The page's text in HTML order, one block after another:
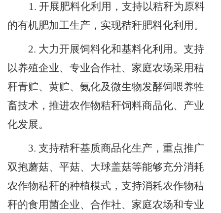
1. 开展肥料化利用，支持以秸秆为原料
的有机肥加工生产，实现秸秆肥料化利用。
2. 大力开展饲料化和基料化利用。支持
以养殖企业、专业合作社、家庭农场采用秸
秆青贮、黄贮、氨化及微生物发酵饲喂养牲
畜技术，推进农作物秸秆饲料商品化、产业
化发展。
3. 支持秸秆基质商品化生产，重点推广
双抱蘑菇、平菇、大球盖菇等能够充分消耗
农作物秸秆的种植模式，支持消耗农作物秸
秆的食用菌企业、合作社、家庭农场和专业